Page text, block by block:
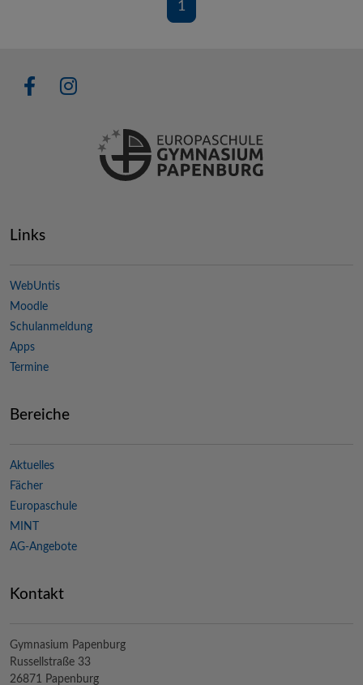
1
Links
WebUntis
Moodle
Schulanmeldung
Apps
Termine
Bereiche
Aktuelles
Fächer
Europaschule
MINT
AG-Angebote
Kontakt
Gymnasium Papenburg
Russellstraße 33
26871 Papenburg